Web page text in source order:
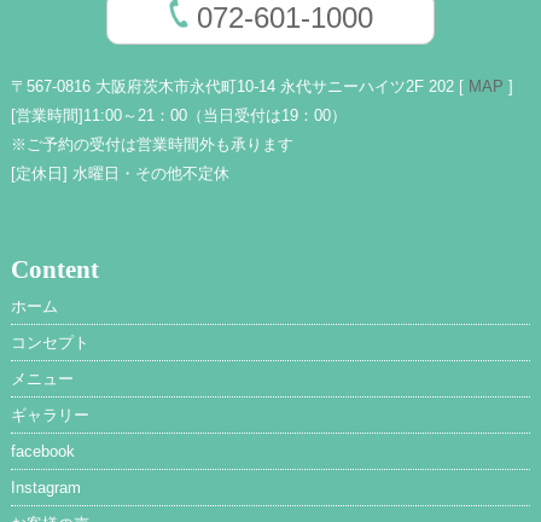
072-601-1000
〒567-0816 大阪府茨木市永代町10-14 永代サニーハイツ2F 202 [ MAP ]
[営業時間] 11:00～21：00（当日受付は19：00）
※ご予約の受付は営業時間外も承ります
[定休日] 水曜日・その他不定休
Content
ホーム
コンセプト
メニュー
ギャラリー
facebook
Instagram